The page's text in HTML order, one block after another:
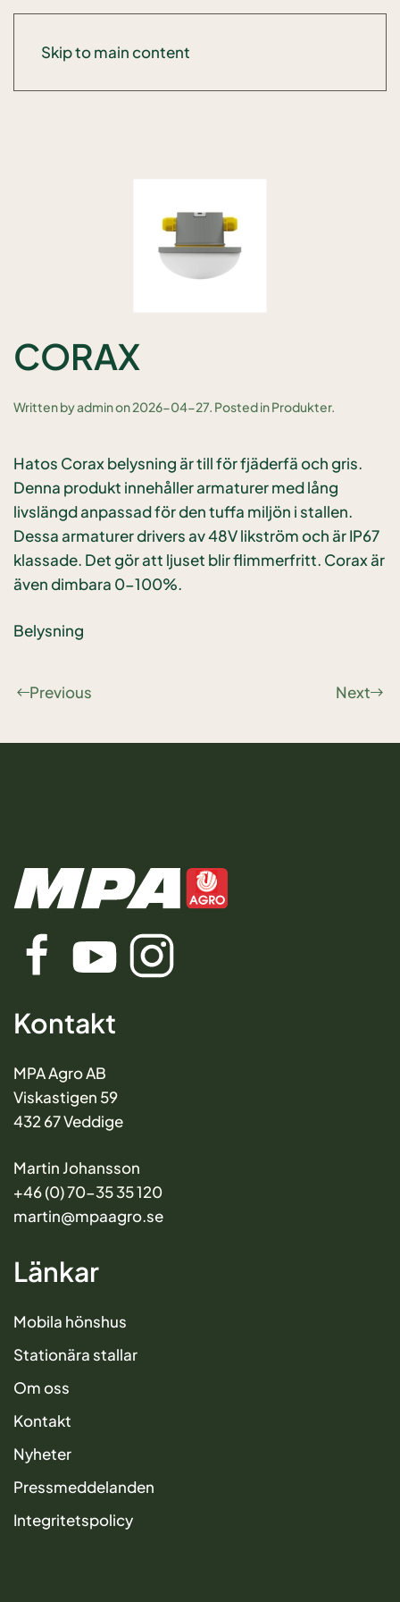
Skip to main content
CORAX
Written byadminon2026-04-27. Posted inProdukter.
Hatos Corax belysning är till för fjäderfä och gris.
Denna produkt innehåller armaturer med lång
livslängd anpassad för den tuffa miljön i stallen.
Dessa armaturer drivers av 48V likström och är IP67
klassade. Det gör att ljuset blir flimmerfritt. Corax är
även dimbara 0-100%.
Belysning
Previous Next
Kontakt
MPA Agro AB
Viskastigen 59
432 67 Veddige
Martin Johansson
+46 (0) 70-35 35 120
martin@mpaagro.se
Länkar
Mobila hönshus
Stationära stallar
Om oss
Kontakt
Nyheter
Pressmeddelanden
Integritetspolicy